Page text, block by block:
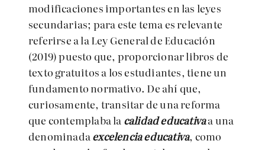
modificaciones importantes en las leyes
secundarias; para este tema es relevante
referirse a la Ley General de Educación
(2019) puesto que, proporcionar libros de
texto gratuitos a los estudiantes, tiene un
fundamento normativo. De ahí que,
curiosamente, transitar de una reforma
que contemplaba la calidad educativaa una
denominadaexcelencia educativa, como